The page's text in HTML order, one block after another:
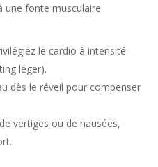
une fonte musculaire
le cardio à intensité
léger).
dès le réveil pour compenser
vertiges ou de nausées,